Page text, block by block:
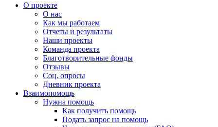
О проекте
О нас
Как мы работаем
Отчеты и результаты
Наши проекты
Команда проекта
Благотворительные фонды
Отзывы
Соц. опросы
Дневник проекта
Взаимопомощь
Нужна помощь
Как получить помощь
Подать запрос на помощь